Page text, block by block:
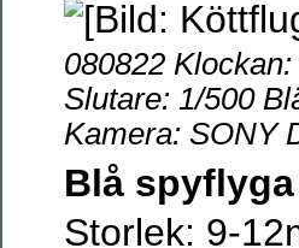
080822
Slutare: 1/500
Kamera: SONY
Blå spyflyga
Storlek: 9-